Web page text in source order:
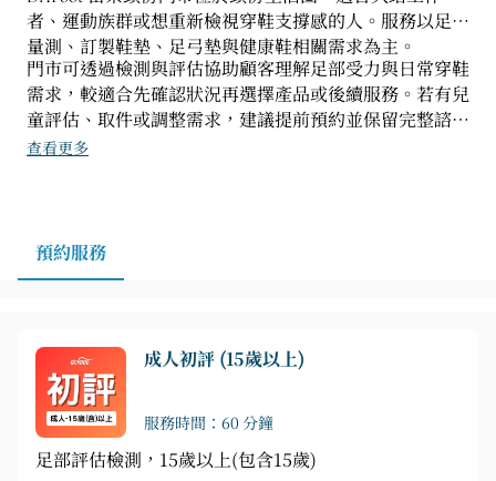
者、運動族群或想重新檢視穿鞋支撐感的人。服務以足壓
量測、訂製鞋墊、足弓墊與健康鞋相關需求為主。
門市可透過檢測與評估協助顧客理解足部受力與日常穿鞋
需求，較適合先確認狀況再選擇產品或後續服務。若有兒
童評估、取件或調整需求，建議提前預約並保留完整諮詢
時間，讓流程更完整，也減少現場等待。也方便日後安排
查看更多
預約服務
成人初評 (15歲以上)
服務時間：60 分鐘
足部評估檢測，15歲以上(包含15歲)